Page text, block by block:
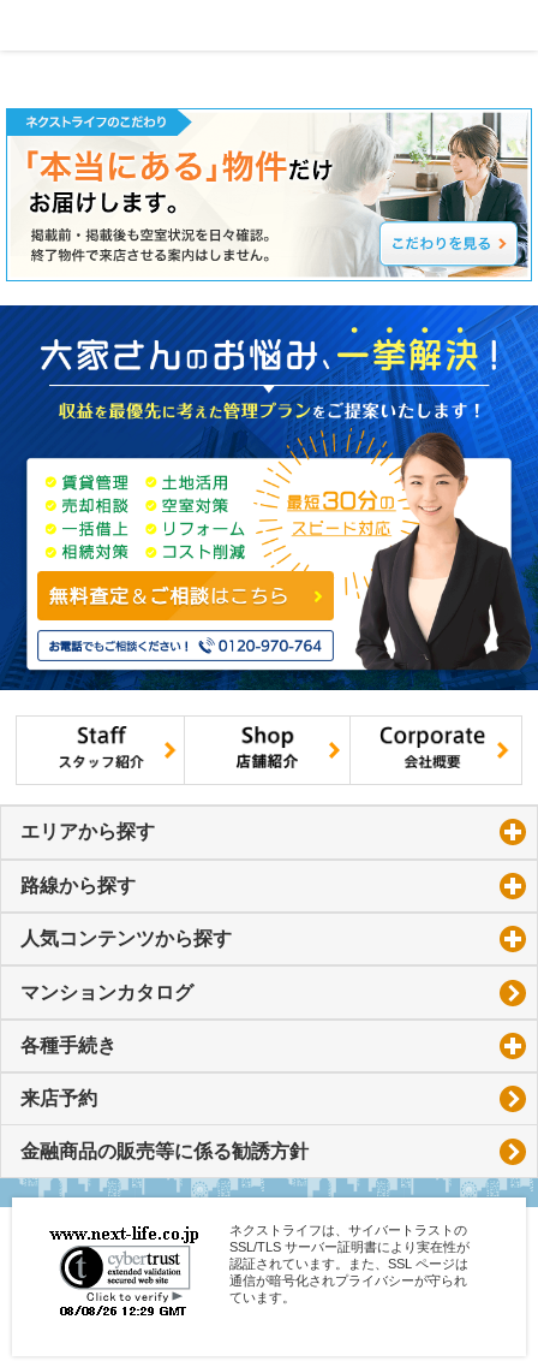
エリアから探す
路線から探す
人気コンテンツから探す
マンションカタログ
各種手続き
来店予約
金融商品の販売等に係る勧誘方針
ネクストライフは、サイバートラストの
SSL/TLS サーバー証明書により実在性が
認証されています。また、SSL ページは
通信が暗号化されプライバシーが守られ
ています。